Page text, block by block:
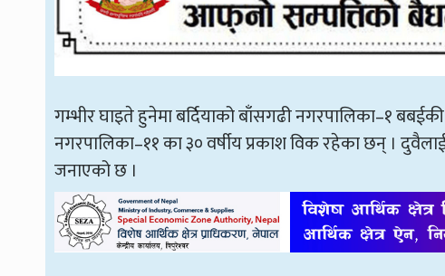
गम्भीर घाइते हुनेमा बर्दियाको बाँसगढी नगरपालिका–१ बबईकी
नगरपालिका–११ का ३० वर्षीय प्रकाश विक रहेका छन् ।
जनाएको छ ।